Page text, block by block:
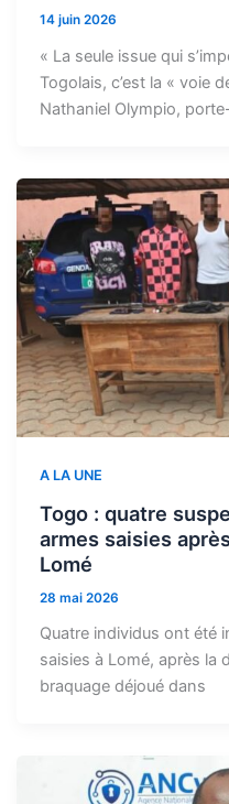
14 juin 2026
« La seule issue qui
Togolais, c’est la « voie
Nathaniel Olympio,
A LA UNE
Togo : quatre
armes saisies
Lomé
28 mai 2026
Quatre individus ont été
saisies à Lomé, après la
braquage déjoué dans